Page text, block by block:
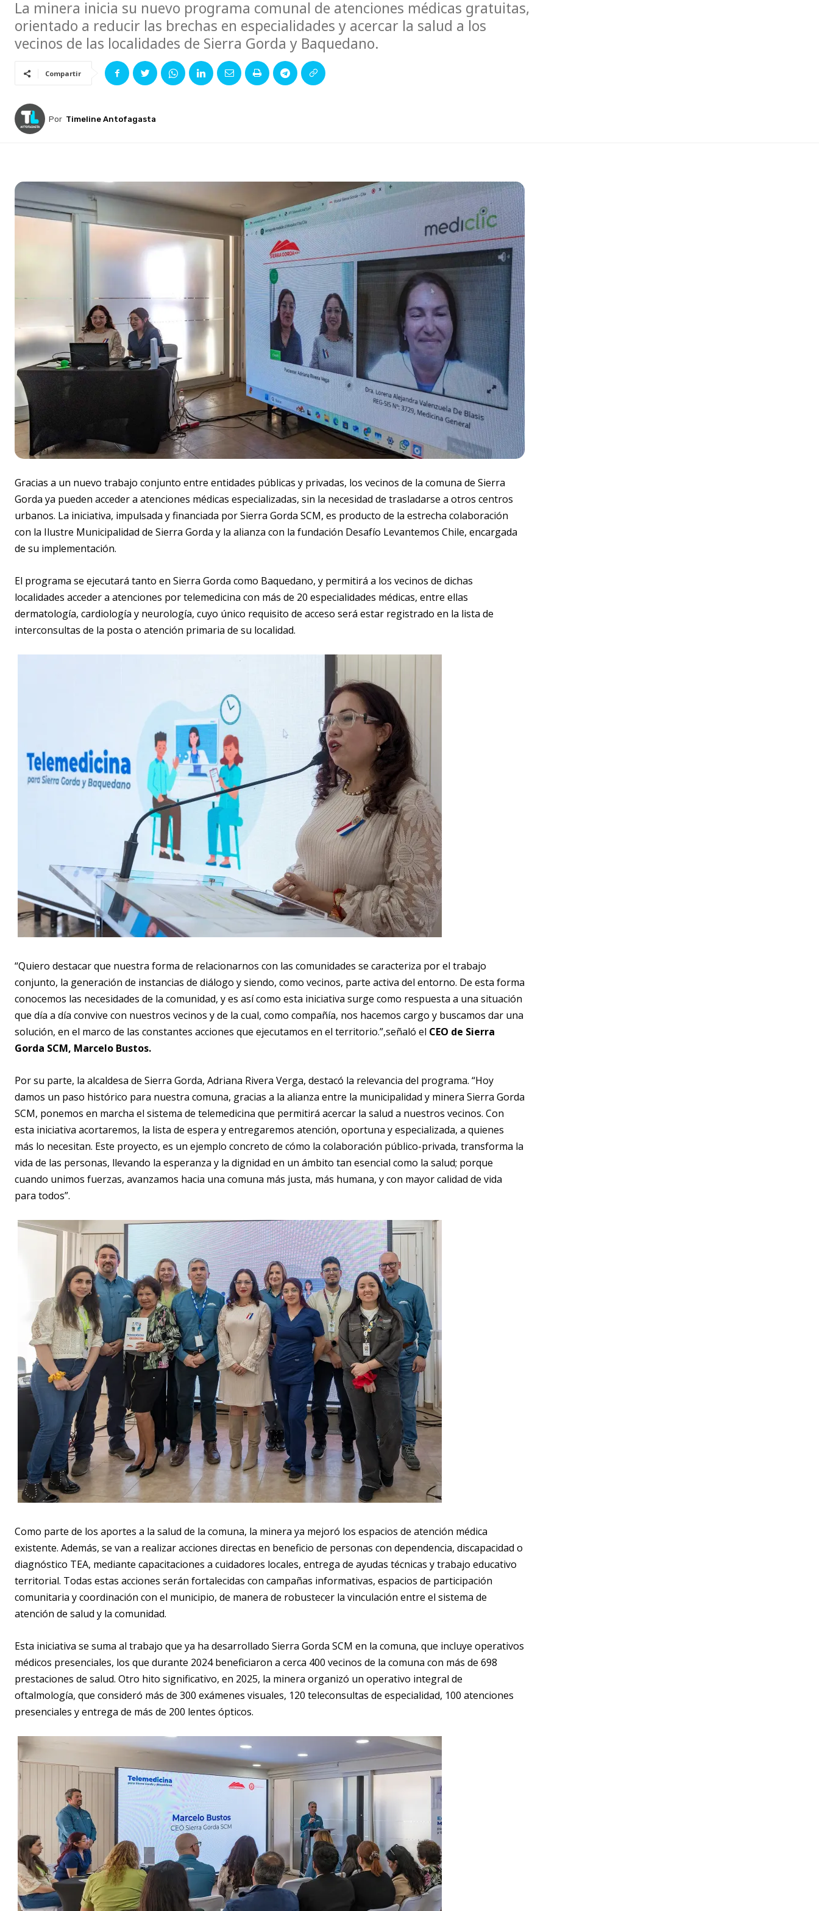
La minera inicia su nuevo programa comunal de atenciones médicas gratuitas,
orientado a reducir las brechas en especialidades y acercar la salud a los
vecinos de las localidades de Sierra Gorda y Baquedano.
Compartir
Por Timeline Antofagasta
Gracias a un nuevo trabajo conjunto entre entidades públicas y privadas, los vecinos de la comuna de Sierra
Gorda ya pueden acceder a atenciones médicas especializadas, sin la necesidad de trasladarse a otros centros
urbanos. La iniciativa, impulsada y financiada por Sierra Gorda SCM, es producto de la estrecha colaboración
con la Ilustre Municipalidad de Sierra Gorda y la alianza con la fundación Desafío Levantemos Chile, encargada
de su implementación.
El programa se ejecutará tanto en Sierra Gorda como Baquedano, y permitirá a los vecinos de dichas
localidades acceder a atenciones por telemedicina con más de 20 especialidades médicas, entre ellas
dermatología, cardiología y neurología, cuyo único requisito de acceso será estar registrado en la lista de
interconsultas de la posta o atención primaria de su localidad.
“Quiero destacar que nuestra forma de relacionarnos con las comunidades se caracteriza por el trabajo
conjunto, la generación de instancias de diálogo y siendo, como vecinos, parte activa del entorno. De esta forma
conocemos las necesidades de la comunidad, y es así como esta iniciativa surge como respuesta a una situación
que día a día convive con nuestros vecinos y de la cual, como compañía, nos hacemos cargo y buscamos dar una
solución, en el marco de las constantes acciones que ejecutamos en el territorio.”,señaló el CEO de Sierra
Gorda SCM, Marcelo Bustos.
Por su parte, la alcaldesa de Sierra Gorda, Adriana Rivera Verga, destacó la relevancia del programa. “Hoy
damos un paso histórico para nuestra comuna, gracias a la alianza entre la municipalidad y minera Sierra Gorda
SCM, ponemos en marcha el sistema de telemedicina que permitirá acercar la salud a nuestros vecinos. Con
esta iniciativa acortaremos, la lista de espera y entregaremos atención, oportuna y especializada, a quienes
más lo necesitan. Este proyecto, es un ejemplo concreto de cómo la colaboración público-privada, transforma la
vida de las personas, llevando la esperanza y la dignidad en un ámbito tan esencial como la salud; porque
cuando unimos fuerzas, avanzamos hacia una comuna más justa, más humana, y con mayor calidad de vida
para todos”.
Como parte de los aportes a la salud de la comuna, la minera ya mejoró los espacios de atención médica
existente. Además, se van a realizar acciones directas en beneficio de personas con dependencia, discapacidad o
diagnóstico TEA, mediante capacitaciones a cuidadores locales, entrega de ayudas técnicas y trabajo educativo
territorial. Todas estas acciones serán fortalecidas con campañas informativas, espacios de participación
comunitaria y coordinación con el municipio, de manera de robustecer la vinculación entre el sistema de
atención de salud y la comunidad.
Esta iniciativa se suma al trabajo que ya ha desarrollado Sierra Gorda SCM en la comuna, que incluye operativos
médicos presenciales, los que durante 2024 beneficiaron a cerca 400 vecinos de la comuna con más de 698
prestaciones de salud. Otro hito significativo, en 2025, la minera organizó un operativo integral de
oftalmología, que consideró más de 300 exámenes visuales, 120 teleconsultas de especialidad, 100 atenciones
presenciales y entrega de más de 200 lentes ópticos.